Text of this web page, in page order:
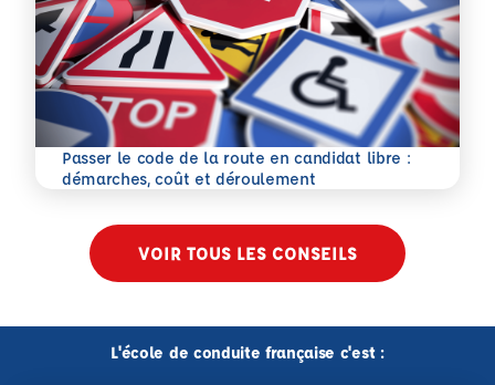
Passer le code de la route en candidat libre :
démarches, coût et déroulement
En savoir plus
VOIR TOUS LES CONSEILS
L'école de conduite française c'est :